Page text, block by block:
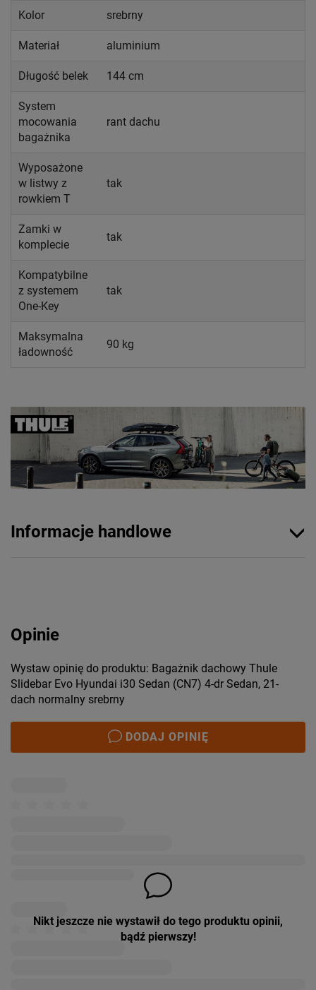
Kolor srebrny
Materiał aluminium
Długość belek 144 cm
System
mocowania
bagażnika
rant dachu
Wyposażone
w listwy z
rowkiem T
tak
Zamki w
komplecie
tak
Kompatybilne
z systemem
One-Key
tak
Maksymalna
ładowność
90 kg
Informacje handlowe
Opinie
Wystaw opinię do produktu: Bagażnik dachowy Thule
Slidebar Evo Hyundai i30 Sedan (CN7) 4-dr Sedan, 21-
dach normalny srebrny
DODAJ OPINIĘ
Nikt jeszcze nie wystawił do tego produktu opinii,
bądź pierwszy!